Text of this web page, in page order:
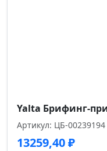
Артикул: ЦБ-00239194
13259,40₽